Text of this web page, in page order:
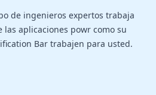
de ingenieros expertos trabaja
las aplicaciones powr como su
Bar trabajen para usted.